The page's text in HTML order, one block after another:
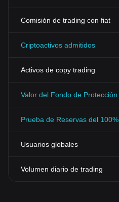
Comisión de trading con fiat
Criptoactivos admitidos
Activos de copy trading
Valor del Fondo de Protección
Prueba de Reservas del 100%
Usuarios globales
Volumen diario de trading